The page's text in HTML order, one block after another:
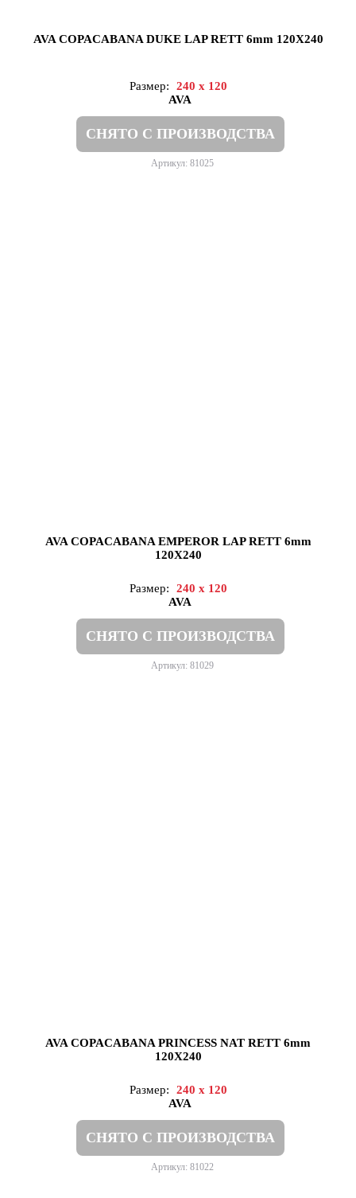
AVA COPACABANA DUKE LAP RETT 6mm 120X240
Размер:
240 x 120
AVA
СНЯТО С ПРОИЗВОДСТВА
Артикул: 81025
AVA COPACABANA EMPEROR LAP RETT 6mm
120X240
Размер:
240 x 120
AVA
СНЯТО С ПРОИЗВОДСТВА
Артикул: 81029
AVA COPACABANA PRINCESS NAT RETT 6mm
120X240
Размер:
240 x 120
AVA
СНЯТО С ПРОИЗВОДСТВА
Артикул: 81022